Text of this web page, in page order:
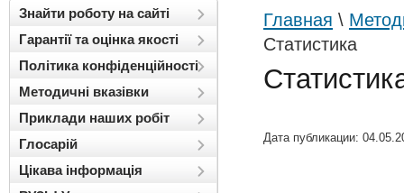
Знайти роботу на сайті
Гарантії та оцінка якості
Політика конфіденційності
Методичні вказівки
Приклади наших робіт
Глосарій
Цікава інформація
Главная \
Статистика
Дата публикации: